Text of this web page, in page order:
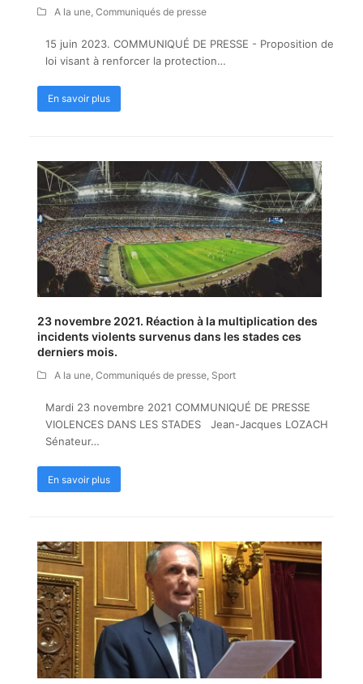
A la une, Communiqués de presse
15 juin 2023. COMMUNIQUÉ DE PRESSE - Proposition de
loi visant à renforcer la protection…
En savoir plus
23 novembre 2021. Réaction à la multiplication des
incidents violents survenus dans les stades ces
derniers mois.
A la une, Communiqués de presse, Sport
Mardi 23 novembre 2021 COMMUNIQUÉ DE PRESSE
VIOLENCES DANS LES STADES Jean-Jacques LOZACH
Sénateur…
En savoir plus